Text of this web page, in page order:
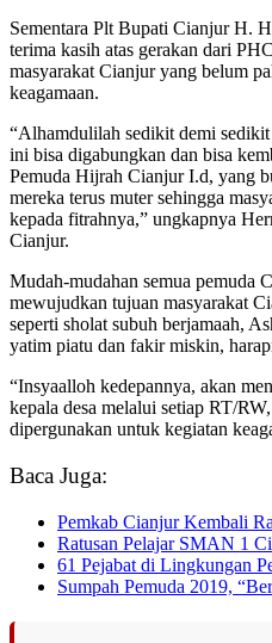
Sementara Plt Bupati Cianjur H.
terima kasih atas gerakan dari
masyarakat Cianjur yang belum
keagamaan.
“Alhamdulilah sedikit demi
ini bisa digabungkan dan bisa
Pemuda Hijrah Cianjur I.d, yang
mereka terus muter sehingga
kepada fitrahnya,” ungkapnya
Cianjur.
Mudah-mudahan semua pemuda
mewujudkan tujuan masyarakat
seperti sholat subuh berjamaah,
yatim piatu dan fakir miskin,
“Insyaalloh kedepannya, akan
kepala desa melalui setiap RT/
dipergunakan untuk kegiatan
Baca Juga:
Pemkab Cianjur Kembali
Ratusan Pelajar SMAN 1
61 Pejabat di Lingkungan
Sumpah Pemuda 2019,